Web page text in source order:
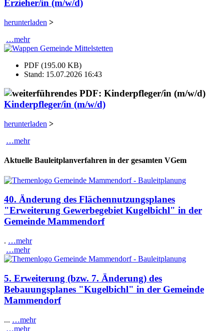
Erzieher/in (m/w/d)
herunterladen >
…mehr
PDF (195.00 KB)
Stand: 15.07.2026 16:43
Kinderpfleger/in (m/w/d)
herunterladen >
…mehr
Aktuelle Bauleitplanverfahren in der gesamten VGem
40. Änderung des Flächennutzungsplanes
"Erweiterung Gewerbegebiet Kugelbichl" in der
Gemeinde Mammendorf
. …mehr
…mehr
5. Erweiterung (bzw. 7. Änderung) des
Bebauungsplanes "Kugelbichl" in der Gemeinde
Mammendorf
... …mehr
…mehr